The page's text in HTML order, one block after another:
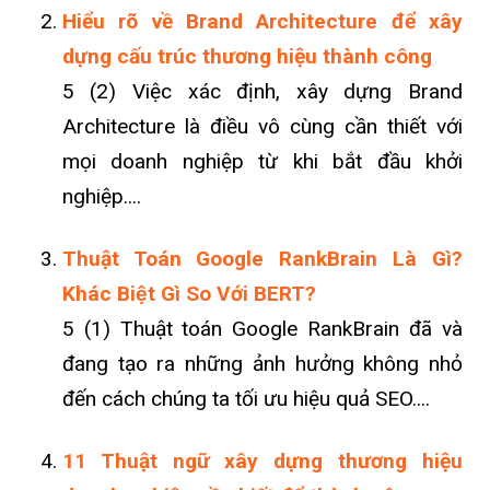
Hiểu rõ về Brand Architecture để xây
dựng cấu trúc thương hiệu thành công
5 (2) Việc xác định, xây dựng Brand
Architecture là điều vô cùng cần thiết với
mọi doanh nghiệp từ khi bắt đầu khởi
nghiệp....
Thuật Toán Google RankBrain Là Gì?
Khác Biệt Gì So Với BERT?
5 (1) Thuật toán Google RankBrain đã và
đang tạo ra những ảnh hưởng không nhỏ
đến cách chúng ta tối ưu hiệu quả SEO....
11 Thuật ngữ xây dựng thương hiệu